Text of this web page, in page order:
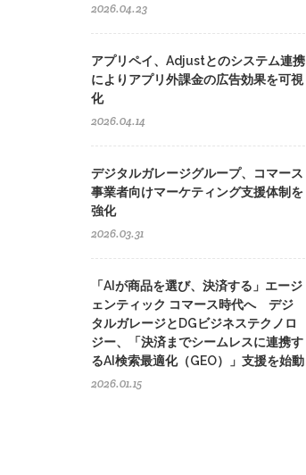
2026.04.23
アプリペイ、Adjustとのシステム連携
によりアプリ外課金の広告効果を可視
化
2026.04.14
デジタルガレージグループ、コマース
事業者向けマーケティング支援体制を
強化
2026.03.31
「AIが商品を選び、決済する」エージ
ェンティック コマース時代へ デジ
タルガレージとDGビジネステクノロ
ジー、「決済までシームレスに連携す
るAI検索最適化（GEO）」支援を始動
2026.01.15